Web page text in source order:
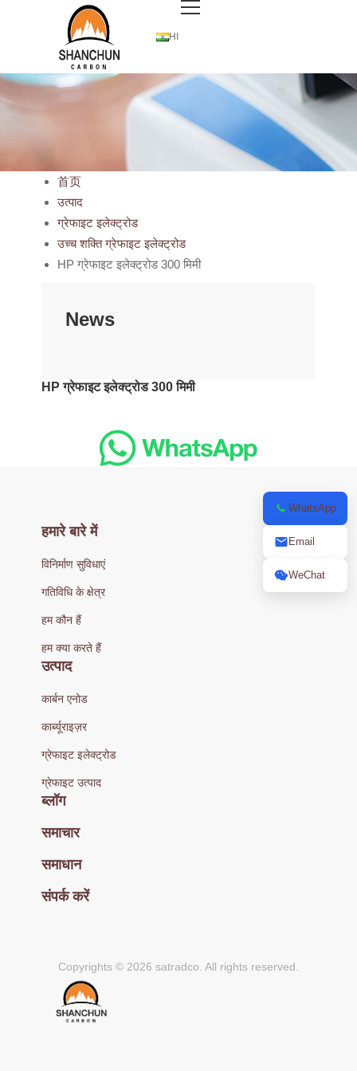
HI
首页
उत्पाद
ग्रेफाइट इलेक्ट्रोड
उच्च शक्ति ग्रेफाइट इलेक्ट्रोड
HP ग्रेफाइट इलेक्ट्रोड 300 मिमी
News
HP ग्रेफाइट इलेक्ट्रोड 300 मिमी
हमारे बारे में
विनिर्माण सुविधाएं
गतिविधि के क्षेत्र
हम कौन हैं
हम क्या करते हैं
उत्पाद
कार्बन एनोड
कार्ब्यूराइज़र
ग्रेफाइट इलेक्ट्रोड
ग्रेफाइट उत्पाद
ब्लॉग
समाचार
समाधान
संपर्क करें
Copyrights © 2026 satradco. All rights reserved.
WhatsApp
Email
WeChat